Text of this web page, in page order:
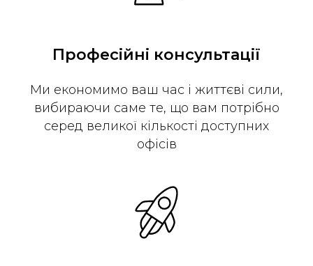
Професійні консультації
Ми економимо ваш час і життєві сили,
вибираючи саме те, що вам потрібно
серед великої кількості доступних
офісів